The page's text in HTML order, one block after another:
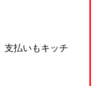
支払いもキッチ